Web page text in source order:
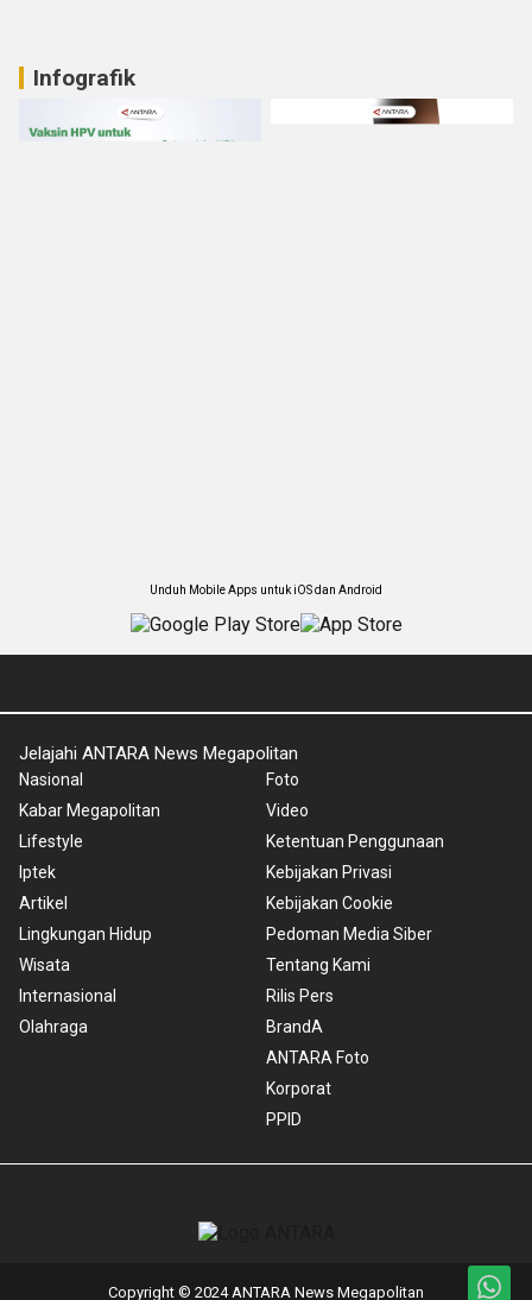
Infografik
Unduh Mobile Apps untuk iOS dan Android
Jelajahi ANTARA News Megapolitan
Nasional
Kabar Megapolitan
Lifestyle
Iptek
Artikel
Lingkungan Hidup
Wisata
Internasional
Olahraga
Foto
Video
Ketentuan Penggunaan
Kebijakan Privasi
Kebijakan Cookie
Pedoman Media Siber
Tentang Kami
Rilis Pers
BrandA
ANTARA Foto
Korporat
PPID
Copyright © 2024 ANTARA News Megapolitan